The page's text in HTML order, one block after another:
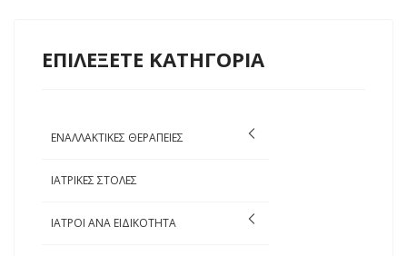
ΕΠΙΛΕΞΕΤΕ ΚΑΤΗΓΟΡΙΑ
ΕΝΑΛΛΑΚΤΙΚΕΣ ΘΕΡΑΠΕΙΕΣ
ΙΑΤΡΙΚΕΣ ΣΤΟΛΕΣ
ΙΑΤΡΟΙ ΑΝΑ ΕΙΔΙΚΟΤΗΤΑ